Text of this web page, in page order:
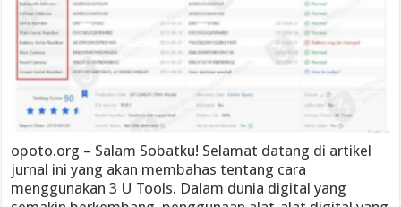
opoto.org – Salam Sobatku! Selamat datang di artikel
jurnal ini yang akan membahas tentang cara
menggunakan 3 U Tools. Dalam dunia digital yang